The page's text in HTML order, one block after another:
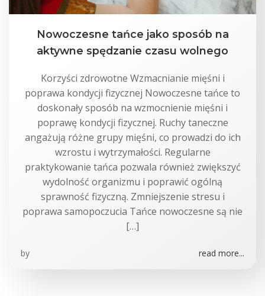
Nowoczesne tańce jako sposób na
aktywne spędzanie czasu wolnego
Korzyści zdrowotne Wzmacnianie mięśni i
poprawa kondycji fizycznej Nowoczesne tańce to
doskonały sposób na wzmocnienie mięśni i
poprawę kondycji fizycznej. Ruchy taneczne
angażują różne grupy mięśni, co prowadzi do ich
wzrostu i wytrzymałości. Regularne
praktykowanie tańca pozwala również zwiększyć
wydolność organizmu i poprawić ogólną
sprawność fizyczną. Zmniejszenie stresu i
poprawa samopoczucia Tańce nowoczesne są nie
[…]
by read more...